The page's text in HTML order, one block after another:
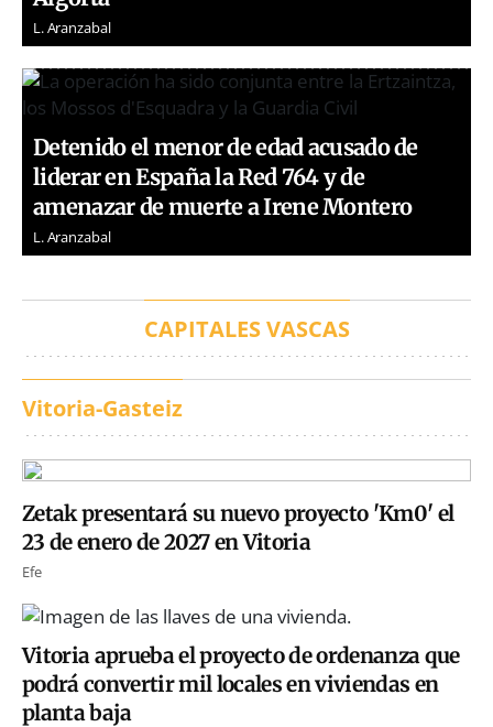
L. Aranzabal
Detenido el menor de edad acusado de
liderar en España la Red 764 y de
amenazar de muerte a Irene Montero
L. Aranzabal
CAPITALES VASCAS
Vitoria-Gasteiz
Zetak presentará su nuevo proyecto 'Km0' el
23 de enero de 2027 en Vitoria
Efe
Vitoria aprueba el proyecto de ordenanza que
podrá convertir mil locales en viviendas en
planta baja